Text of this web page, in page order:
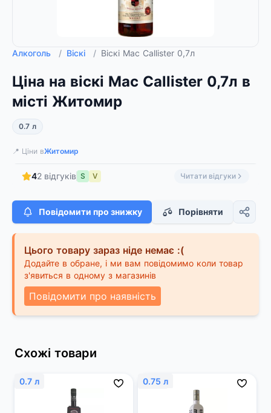
Алкоголь / Віскі / Віскі Mac Callister 0,7л
Ціна на віскі Mac Callister 0,7л в
місті Житомир
0.7 л
📍 Ціни вЖитомир
42 відгуків S V Читати відгуки
Повідомити про знижку Порівняти
Цього товару зараз ніде немає :(
Додайте в обране, і ми вам повідомимо коли товар
з'явиться в одному з магазинів
Повідомити про наявність
Схожі товари
0.7 л 0.75 л